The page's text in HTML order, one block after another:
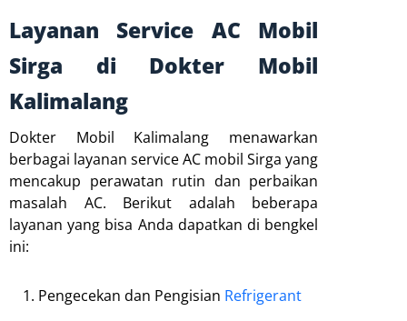
Layanan Service AC Mobil
Sirga di Dokter Mobil
Kalimalang
Dokter Mobil Kalimalang menawarkan
berbagai layanan service AC mobil Sirga yang
mencakup perawatan rutin dan perbaikan
masalah AC. Berikut adalah beberapa
layanan yang bisa Anda dapatkan di bengkel
ini:
Pengecekan dan Pengisian Refrigerant